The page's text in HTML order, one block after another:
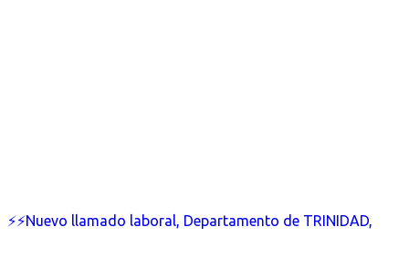
⚡⚡Nuevo llamado laboral, Departamento de TRINIDAD,